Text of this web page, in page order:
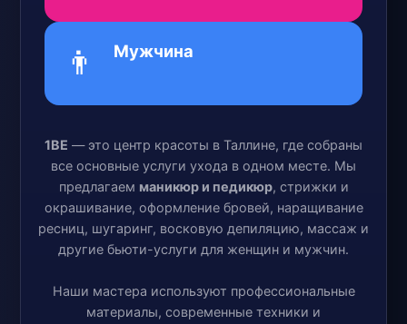
👨 Мужчина
1BE — это центр красоты в Таллине, где собраны
все основные услуги ухода в одном месте. Мы
предлагаем маникюр и педикюр, стрижки и
окрашивание, оформление бровей, наращивание
ресниц, шугаринг, восковую депиляцию, массаж и
другие бьюти-услуги для женщин и мужчин.
Наши мастера используют профессиональные
материалы, современные техники и